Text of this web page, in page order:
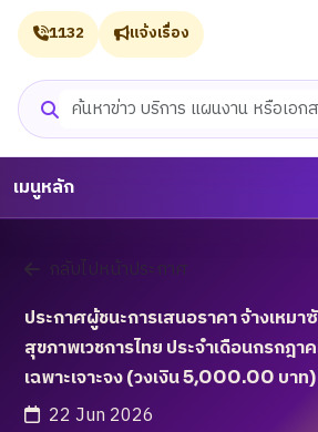
ค้นหาเว็บไซต์
1132 แจ้งเรื่อง
เมนูหลัก
กลับไปหน้าประกาศ
ประกาศผู้ชนะการเสนอราคา จ้างเหม
สุขภาพเวชการไทย ประจำเดือนกรกฎา
เฉพาะเจาะจง (วงเงิน 5,000.00 บาท)
22 Jun 2026